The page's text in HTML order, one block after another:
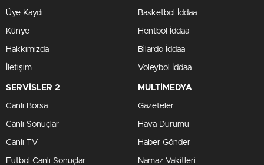
Üye Kaydı
Künye
Hakkımızda
İletişim
Basketbol İddaa
Hentbol İddaa
Bilardo İddaa
Voleybol İddaa
SERVİSLER 2
Canlı Borsa
Canlı Sonuçlar
Canlı TV
Futbol Canlı Sonuçlar
MULTİMEDYA
Gazeteler
Hava Durumu
Haber Gönder
Namaz Vakitleri